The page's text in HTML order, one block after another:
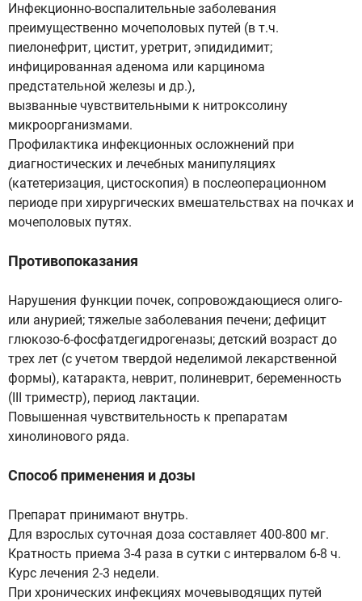
Инфекционно-воспалительные заболевания
преимущественно мочеполовых путей (в т.ч.
пиелонефрит, цистит, уретрит, эпидидимит;
инфицированная аденома или карцинома
предстательной железы и др.),
вызванные чувствительными к нитроксолину
микроорганизмами.
Профилактика инфекционных осложнений при
диагностических и лечебных манипуляциях
(катетеризация, цистоскопия) в послеоперационном
периоде при хирургических вмешательствах на почках и
мочеполовых путях.
Противопоказания
Нарушения функции почек, сопровождающиеся олиго-
или анурией; тяжелые заболевания печени; дефицит
глюкозо-6-фосфатдегидрогеназы; детский возраст до
трех лет (с учетом твердой неделимой лекарственной
формы), катаракта, неврит, полиневрит, беременность
(III триместр), период лактации.
Повышенная чувствительность к препаратам
хинолинового ряда.
Способ применения и дозы
Препарат принимают внутрь.
Для взрослых суточная доза составляет 400-800 мг.
Кратность приема 3-4 раза в сутки с интервалом 6-8 ч.
Курс лечения 2-3 недели.
При хронических инфекциях мочевыводящих путей